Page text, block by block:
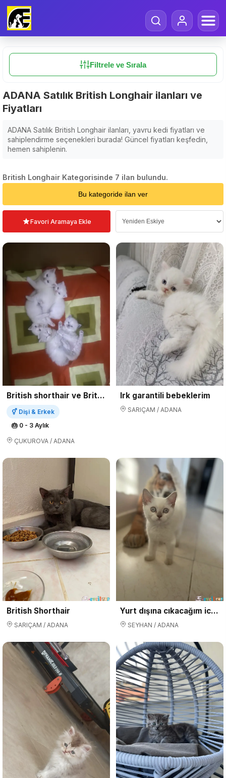
Filtrele ve Sırala
ADANA Satılık British Longhair ilanları ve
Fiyatları
ADANA Satılık British Longhair ilanları, yavru kedi fiyatları ve
sahiplendirme seçenekleri burada! Güncel fiyatları keşfedin,
hemen sahiplenin.
British Longhair Kategorisinde 7 ilan bulundu.
Bu kategoride ilan ver
Favori Aramaya Ekle
British shorthair ve British longhair bluepoint saf kan
⚥ Dişi & Erkek
🎂 0 - 3 Aylık
ÇUKUROVA / ADANA
Irk garantili bebeklerim
SARIÇAM / ADANA
British Shorthair
SARIÇAM / ADANA
Yurt dışına cıkacağım icin geleni üzmem
SEYHAN / ADANA